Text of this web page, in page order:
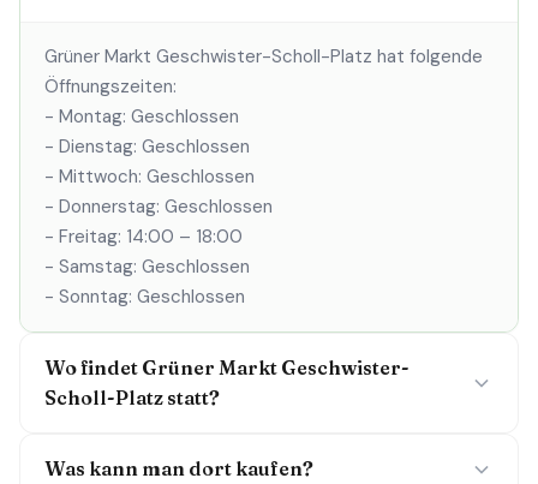
Grüner Markt Geschwister-Scholl-Platz hat folgende
Öffnungszeiten:
- Montag: Geschlossen
- Dienstag: Geschlossen
- Mittwoch: Geschlossen
- Donnerstag: Geschlossen
- Freitag: 14:00 – 18:00
- Samstag: Geschlossen
- Sonntag: Geschlossen
Wo findet Grüner Markt Geschwister-
Scholl-Platz statt?
Was kann man dort kaufen?